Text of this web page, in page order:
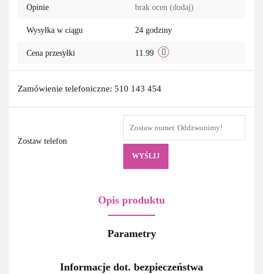
Opinie brak ocen (dodaj)
Wysyłka w ciągu 24 godziny
Cena przesyłki 11.99
Zamówienie telefoniczne: 510 143 454
Zostaw telefon
WYŚLIJ
Opis produktu
Parametry
Informacje dot. bezpieczeństwa